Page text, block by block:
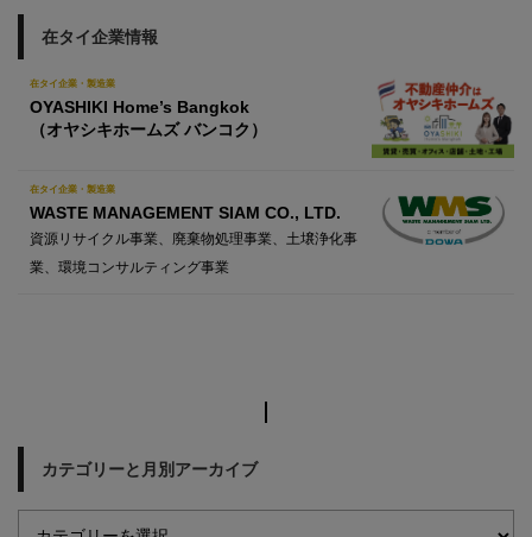
在タイ企業情報
在タイ企業・製造業
OYASHIKI Home’s Bangkok
（オヤシキホームズ バンコク）
在タイ企業・製造業
WASTE MANAGEMENT SIAM CO., LTD.
資源リサイクル事業、廃棄物処理事業、土壌浄化事
業、環境コンサルティング事業
カテゴリーと月別アーカイブ